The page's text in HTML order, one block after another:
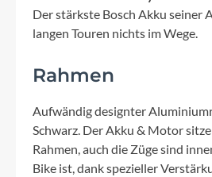
Der stärkste Bosch Akku seiner
langen Touren nichts im Wege.
Rahmen
Aufwändig designter
Schwarz. Der Akku & Motor
Rahmen, auch die Züge sind
Bike ist, dank spezieller